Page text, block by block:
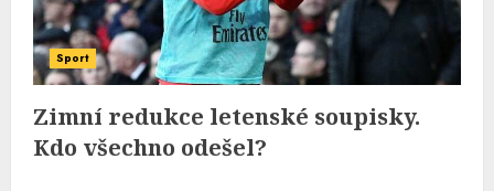
Sport
Zimní redukce letenské soupisky.
Kdo všechno odešel?